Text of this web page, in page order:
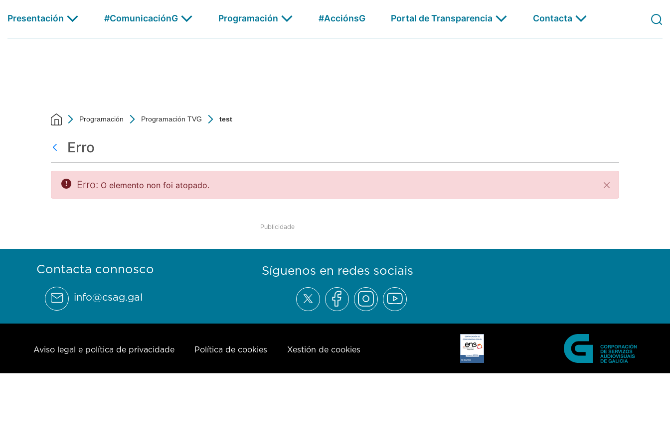
AGalega G24 AGalega Audio Xabarín Á Carta
Presentación #ComunicaciónG Programación #AcciónsG Portal de Transparencia Contacta
Programación Programación TVG test
Erro
Pechar
Erro: O elemento non foi atopado.
Publicidade
Contacta connosco
info@csag.gal
Síguenos en redes sociais
Aviso legal e política de privacidade Política de cookies Xestión de cookies